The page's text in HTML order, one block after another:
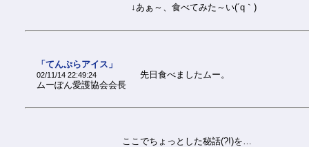
↓あぁ～、食べてみた～い(´q｀)
「てんぷらアイス」
02/11/14 22:49:24
ムーぽん愛護協会会長
先日食べましたムー。
ここでちょっとした秘話(?!)を…